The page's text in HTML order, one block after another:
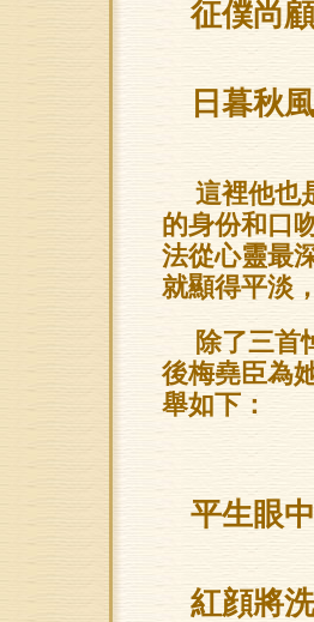
征僕尚
日暮秋
這裡他也
的身份和口
法從心靈最
就顯得平淡
除了三首
後梅堯臣為
舉如下：
平生眼
紅顔將